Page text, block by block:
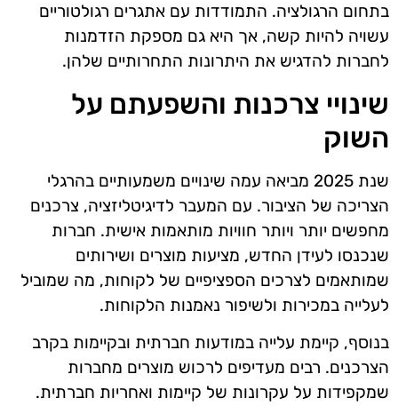
בתחום הרגולציה. התמודדות עם אתגרים רגולטוריים
עשויה להיות קשה, אך היא גם מספקת הזדמנות
לחברות להדגיש את היתרונות התחרותיים שלהן.
שינויי צרכנות והשפעתם על
השוק
שנת 2025 מביאה עמה שינויים משמעותיים בהרגלי
הצריכה של הציבור. עם המעבר לדיגיטליזציה, צרכנים
מחפשים יותר ויותר חוויות מותאמות אישית. חברות
שנכנסו לעידן החדש, מציעות מוצרים ושירותים
שמותאמים לצרכים הספציפיים של לקוחות, מה שמוביל
לעלייה במכירות ולשיפור נאמנות הלקוחות.
בנוסף, קיימת עלייה במודעות חברתית ובקיימות בקרב
הצרכנים. רבים מעדיפים לרכוש מוצרים מחברות
שמקפידות על עקרונות של קיימות ואחריות חברתית.